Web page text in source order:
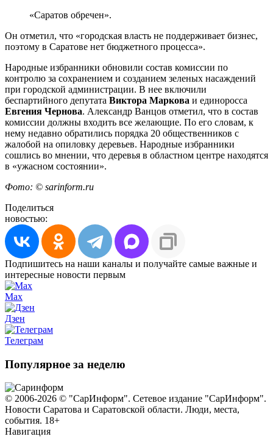
«Саратов обречен».
Он отметил, что «городская власть не поддерживает бизнес,
поэтому в Саратове нет бюджетного процесса».
Народные избранники обновили состав комиссии по
контролю за сохранением и созданием зеленых насаждений
при городской администрации. В нее включили
беспартийного депутата Виктора Маркова и единоросса
Евгения Чернова. Александр Ванцов отметил, что в состав
комиссии должны входить все желающие. По его словам, к
нему недавно обратились порядка 20 общественников с
жалобой на опиловку деревьев. Народные избранники
сошлись во мнении, что деревья в областном центре находятся
в «ужасном состоянии».
Фото: © sarinform.ru
Поделиться
новостью:
Подпишитесь на наши каналы и получайте самые важные и
интересные новости первым
Max
Дзен
Телеграм
Популярное за неделю
© 2006-2026 © "СарИнформ". Сетевое издание "СарИнформ".
Новости Саратова и Саратовской области. Люди, места,
события. 18+
Навигация